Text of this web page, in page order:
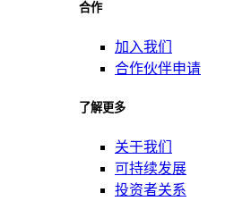
合作
加入我们
合作伙伴申请
了解更多
关于我们
可持续发展
投资者关系